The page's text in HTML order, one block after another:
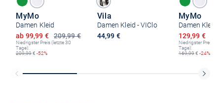
MyMo
Damen Kleid
209,99 €
Ermäßigter Preis
ab 99,99 €
Niedrigster Preis (letzte 30
Tage):
209,99€ -52%
Vila
Damen Kleid - VIClo
44,99 €
MyMo
Damen Kleid
Ermäßigter
129,99 €
Niedrigster Preis
Tage):
169,99€ -24%